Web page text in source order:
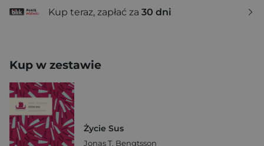
Kup teraz, zapłać za 30 dni
Kup w zestawie
Życie Sus
Jonas T. Bengtsson